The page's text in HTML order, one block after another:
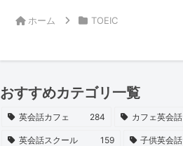
ホーム TOEIC
おすすめカテゴリ一覧
英会話カフェ 284 カフェ英会話
英会話スクール 159 子供英会話